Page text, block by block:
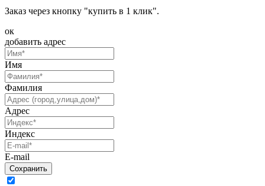
Заказ через кнопку "купить в 1 клик".
ок
добавить адрес
Имя
Фамилия
Адрес
Индекс
E-mail